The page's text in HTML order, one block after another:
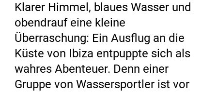
Klarer Himmel, blaues Wasser und
obendrauf eine kleine
Überraschung: Ein Ausflug an die
Küste von Ibiza entpuppte sich als
wahres Abenteuer. Denn einer
Gruppe von Wassersportler ist vor